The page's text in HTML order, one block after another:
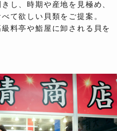
し、時期や産地を見極め、
て欲しい貝類をご提案。
料亭や鮨屋に卸される貝を